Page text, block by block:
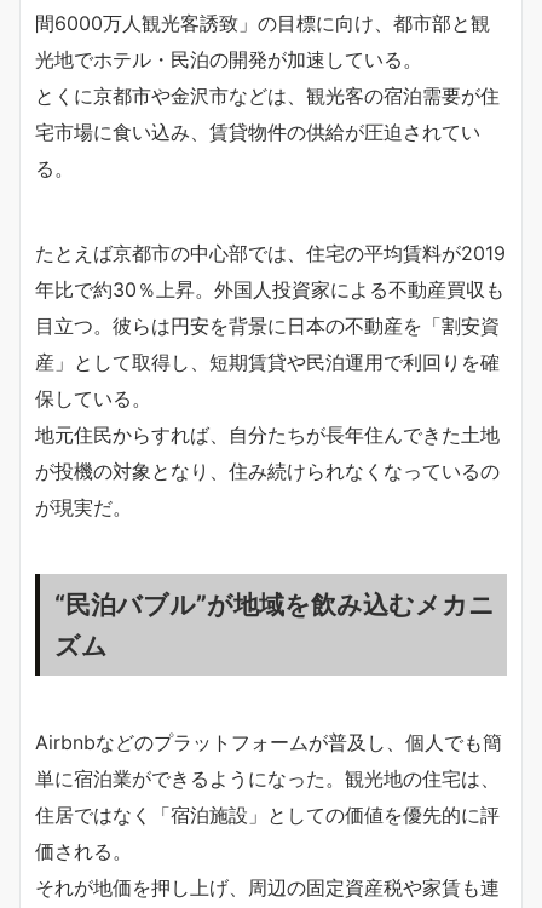
間6000万人観光客誘致」の目標に向け、都市部と観
光地でホテル・民泊の開発が加速している。
とくに京都市や金沢市などは、観光客の宿泊需要が住
宅市場に食い込み、賃貸物件の供給が圧迫されてい
る。
たとえば京都市の中心部では、住宅の平均賃料が2019
年比で約30％上昇。外国人投資家による不動産買収も
目立つ。彼らは円安を背景に日本の不動産を「割安資
産」として取得し、短期賃貸や民泊運用で利回りを確
保している。
地元住民からすれば、自分たちが長年住んできた土地
が投機の対象となり、住み続けられなくなっているの
が現実だ。
“民泊バブル”が地域を飲み込むメカニ
ズム
Airbnbなどのプラットフォームが普及し、個人でも簡
単に宿泊業ができるようになった。観光地の住宅は、
住居ではなく「宿泊施設」としての価値を優先的に評
価される。
それが地価を押し上げ、周辺の固定資産税や家賃も連